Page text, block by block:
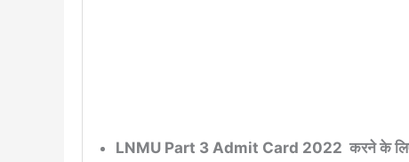
LNMU Part 3 Admit Card 2022 करने के लिए